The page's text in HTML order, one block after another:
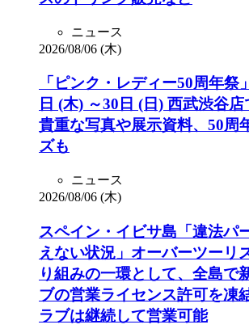
ニュース
2026/08/06 (木)
「ピンク・レディー50周年祭
日 (木) ～30日 (日) 西武渋谷店
貴重な写真や展示資料、50周
ズも
ニュース
2026/08/06 (木)
スペイン・イビサ島「違法パ
えない状況」オーバーツーリ
り組みの一環として、全島で
ブの営業ライセンス許可を凍
ラブは継続して営業可能